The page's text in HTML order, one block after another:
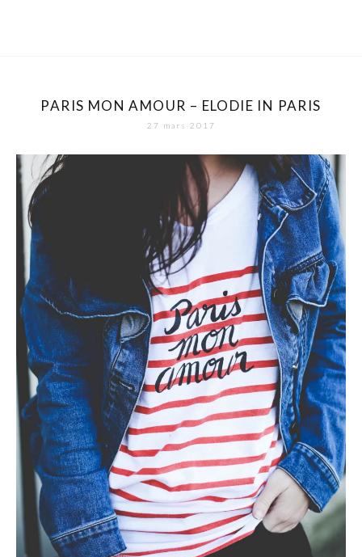
PARIS MON AMOUR – ELODIE IN PARIS
27 mars 2017